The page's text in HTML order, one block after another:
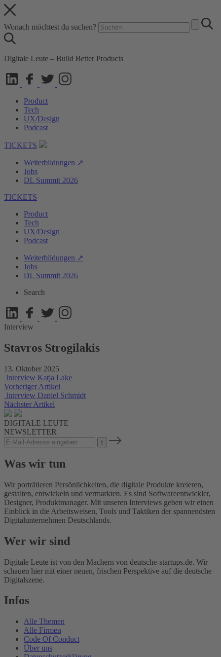
Wonach möchtest du suchen?
Digitale Leute – Build Better Products
Product
Tech
UX/Design
Podcast
TICKETS
Weiterbildungen ↗
Jobs
DL Summit 2026
TICKETS
Product
Tech
UX/Design
Podcast
Weiterbildungen ↗
Jobs
DL Summit 2026
Search
Interview
Stavros Strogilakis
13. Oktober 2025
Interview Katja Lake
Vorheriger Artikel
Interview Daniel Schmidt
Nächster Artikel
DIGITALE LEUTE
NEWSLETTER
Was wir tun
Wir porträtieren Persönlichkeiten, die digitale Produkte kreieren,
gestalten, entwickeln und vermarkten. Es sind Softwareentwickler,
Designer, Produktmanager. Mit unseren Interviews geben wir einen
Einblick in die Arbeitsweisen, Tools und Taktiken der spannendsten
Digitalunternehmen Deutschlands.
Wer wir sind
Digitale Leute ist von den Machern von deutsche-startups.de. Wir
schauen hier mit einer neuen, frischen Perspektive auf die deutsche
Digitalszene.
Infos
Alle Themen
Alle Firmen
Code Of Conduct
Über uns